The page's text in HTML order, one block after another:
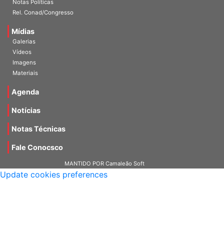
Rel. Conad/Congresso
Galerias
Vídeos
Imagens
Materiais
Update cookies preferences